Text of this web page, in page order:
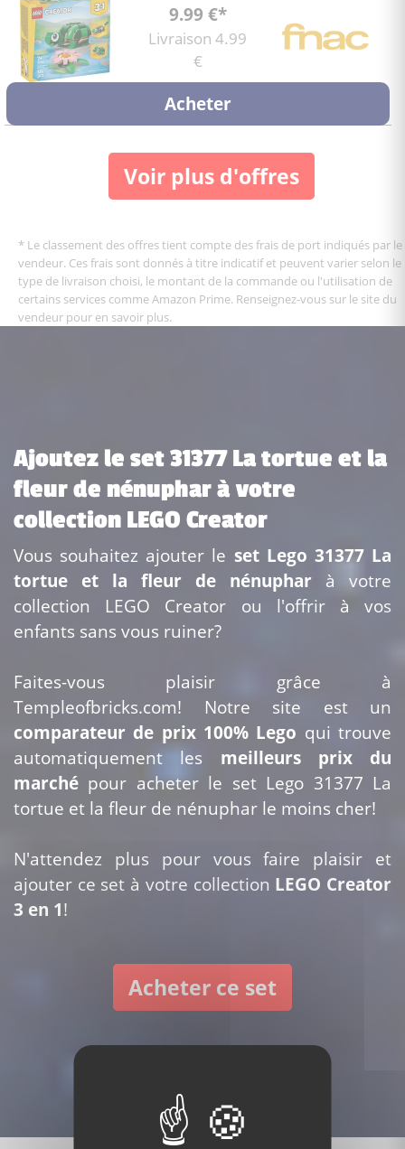
9.99 €*
Livraison 4.99
€
Acheter
Voir plus d'offres
* Le classement des offres tient compte des frais de port indiqués par le
vendeur. Ces frais sont donnés à titre indicatif et peuvent varier selon le
type de livraison choisi, le montant de la commande ou l'utilisation de
certains services comme Amazon Prime. Renseignez-vous sur le site du
vendeur pour en savoir plus.
Ajoutez le set 31377 La tortue et la
fleur de nénuphar à votre
collection LEGO Creator
Vous souhaitez ajouter le set Lego 31377 La
tortue et la fleur de nénuphar à votre
collection LEGO Creator ou l'offrir à vos
enfants sans vous ruiner?
Faites-vous plaisir grâce à
Templeofbricks.com! Notre site est un
comparateur de prix 100% Lego qui trouve
automatiquement les meilleurs prix du
marché pour acheter le set Lego 31377 La
tortue et la fleur de nénuphar le moins cher!
N'attendez plus pour vous faire plaisir et
ajouter ce set à votre collection LEGO Creator
3 en 1!
Acheter ce set